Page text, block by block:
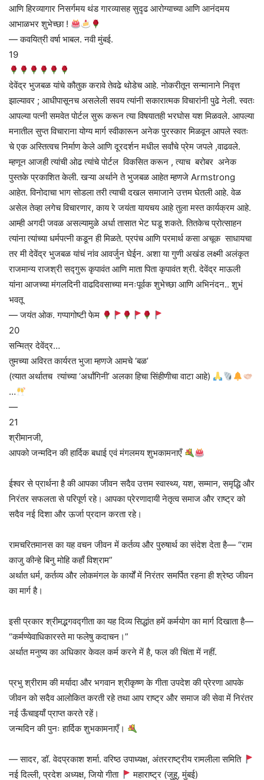
आणि हिरव्यागार निसर्गमय थंड गारव्यासह सुदृढ आरोग्याच्या आणि आनंदमय
आभाळभर शुभेच्छा !
— कवयित्री वर्षा भाबल. नवी मुंबई.
19
देवेंद्र भुजबळ यांचे कौतुक करावे तेवढे थोडेच आहे. नोकरीतून सन्मानाने निवृत्त
झाल्यावर ; आधीपासूनच असलेली सवय त्यांनी सकारात्मक विचारांनी पुढे नेली. स्वतः
आपल्या पत्नी समवेत पोर्टल सुरू करून त्या विषयातही भरघोस यश मिळवले. आपल्या
मनातील सुप्त विचाराना योग्य मार्ग स्वीकारून अनेक पुरस्कार मिळवून आपले स्वतः
चे एक अस्तित्वच निर्माण केले आणि दूरदर्शन मधील सर्वांचे प्रेम जपले ,वाढवले.
म्हणून आजही त्यांची ओढ त्यांचे पोर्टल विकसित करून , त्याच बरोबर अनेक
पुस्तके प्रकाशित केली. खऱ्या अर्थाने ते भुजबळ आहेत म्हणजे Armstrong
आहेत. विनोदाचा भाग सोडला तरी त्याची दखल समाजाने उत्तम घेतली आहे. वेळ
असेल तेव्हा लगेच विचारणार, काय रे जयंता यायचय आहे तुला मस्त कार्यक्रम आहे.
आम्ही अगदी जवळ असल्यामुळे अर्धा तासात भेट घडू शकते. तितकेच प्रोत्साहन
त्यांना त्यांच्या धर्मपत्नी कडून ही मिळते. प्रपंच आणि परमार्थ कसा अचूक साधायचा
तर मी देवेंद्र भुजबळ यांचं नांव आवर्जुन घेईन. अशा या गुणी अखंड लक्ष्मी अलंकृत
राजमान्य राजश्री सद्गुरू कृपावंत आणि माता पिता कृपावंत श्री. देवेंद्र माऊली
यांना आजच्या मंगलदिनी वाढदिवसाच्या मनःपूर्वक शुभेच्छा आणि अभिनंदन.. शुभं
भवतू
— जयंत ओक. गप्पागोष्टी फेम
20
सन्मित्र देवेंद्र…
तुमच्या अविरत कार्यरत भुजा म्हणजे आमचे ‘बळ’
(त्यात अर्थातच त्यांच्या ‘अर्धांगिनी’ अलका हिचा सिंहीणीचा वाटा आहे)
…
—
21
श्रीमानजी,
आपको जन्मदिन की हार्दिक बधाई एवं मंगलमय शुभकामनाएँ
ईश्वर से प्रार्थना है की आपका जीवन सदैव उत्तम स्वास्थ्य, यश, सम्मान, समृद्धि और
निरंतर सफलता से परिपूर्ण रहे। आपका प्रेरणादायी नेतृत्व समाज और राष्ट्र को
सदैव नई दिशा और ऊर्जा प्रदान करता रहे।
रामचरितमानस का यह वचन जीवन में कर्तव्य और पुरुषार्थ का संदेश देता है— “राम
काजु कीन्हे बिनु मोहि कहाँ विश्राम”
अर्थात धर्म, कर्तव्य और लोकमंगल के कार्यों में निरंतर समर्पित रहना ही श्रेष्ठ जीवन
का मार्ग है।
इसी प्रकार श्रीमद्भगवद्गीता का यह दिव्य सिद्धांत हमें कर्मयोग का मार्ग दिखाता है—
“कर्मण्येवाधिकारस्ते मा फलेषु कदाचन।”
अर्थात मनुष्य का अधिकार केवल कर्म करने में है, फल की चिंता में नहीं.
प्रभु श्रीराम की मर्यादा और भगवान श्रीकृष्ण के गीता उपदेश की प्रेरणा आपके
जीवन को सदैव आलोकित करती रहे तथा आप राष्ट्र और समाज की सेवा में निरंतर
नई ऊँचाइयाँ प्राप्त करते रहें।
जन्मदिन की पुनः हार्दिक शुभकामनाएँ।
— सादर, डॉ. वेदप्रकाश शर्मा. वरिष्ठ उपाध्यक्ष, अंतरराष्ट्रीय रामलीला समिति
नई दिल्ली, प्रदेश अध्यक्ष, जियो गीता
महाराष्ट्र (जुहू, मुंबई)